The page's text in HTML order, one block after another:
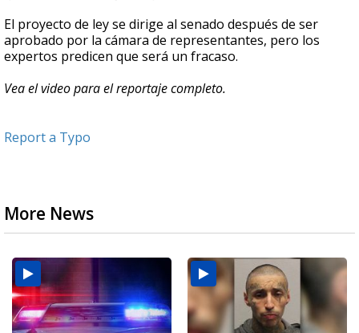
El proyecto de ley se dirige al senado después de ser
aprobado por la cámara de representantes, pero los
expertos predicen que será un fracaso.
Vea el video para el reportaje completo.
Report a Typo
More News